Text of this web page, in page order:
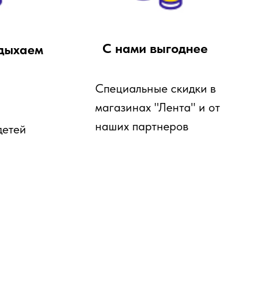
С нами выгоднее
Специальные скидки в
магазинах "Лента" и от
наших партнеров